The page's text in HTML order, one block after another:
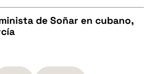
de Soñar en cubano,